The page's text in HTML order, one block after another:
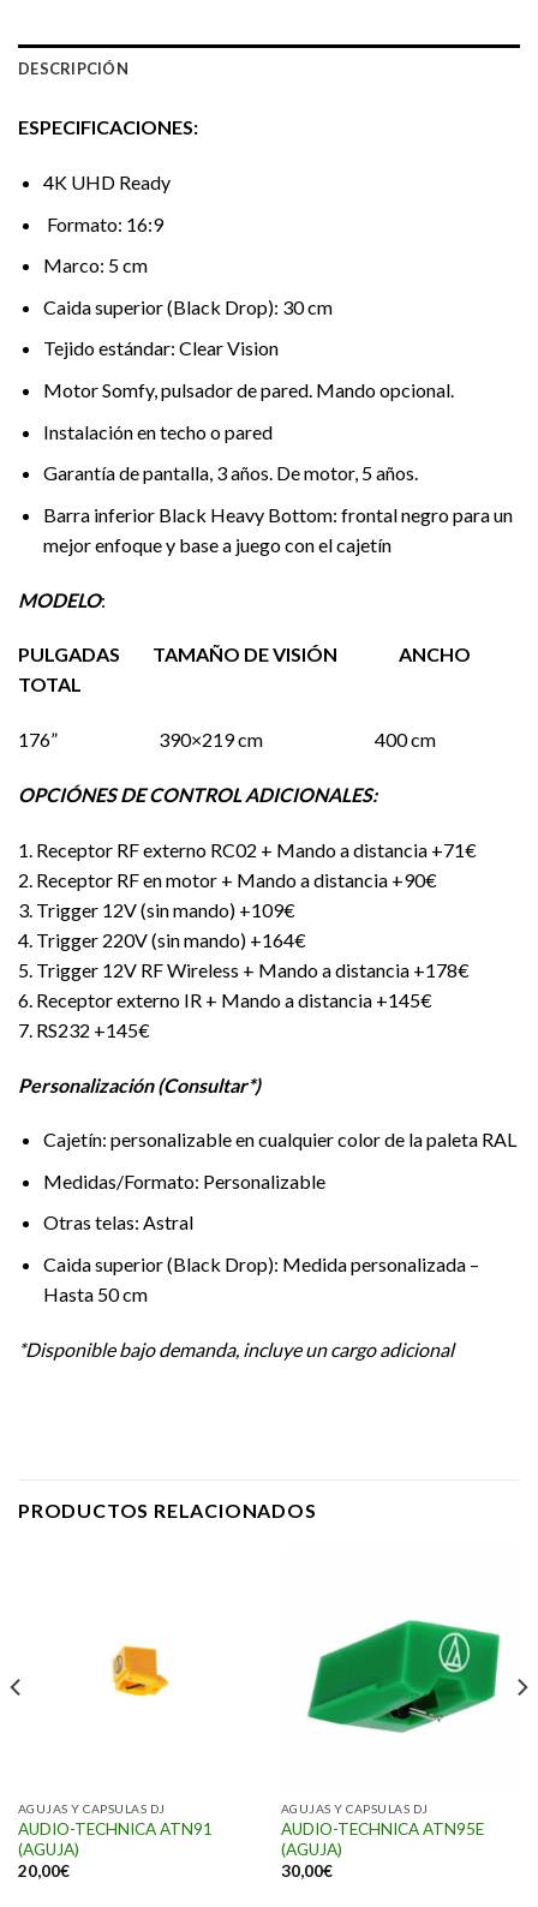
DESCRIPCIÓN
ESPECIFICACIONES:
4K UHD Ready
Formato: 16:9
Marco: 5 cm
Caida superior (Black Drop): 30 cm
Tejido estándar: Clear Vision
Motor Somfy, pulsador de pared. Mando opcional.
Instalación en techo o pared
Garantía de pantalla, 3 años. De motor, 5 años.
Barra inferior Black Heavy Bottom: frontal negro para un
mejor enfoque y base a juego con el cajetín
MODELO:
PULGADAS TAMAÑO DE VISIÓN ANCHO
TOTAL
176” 390×219 cm 400 cm
OPCIÓNES DE CONTROL ADICIONALES:
1. Receptor RF externo RC02 + Mando a distancia +71€
2. Receptor RF en motor + Mando a distancia +90€
3. Trigger 12V (sin mando) +109€
4. Trigger 220V (sin mando) +164€
5. Trigger 12V RF Wireless + Mando a distancia +178€
6. Receptor externo IR + Mando a distancia +145€
7. RS232 +145€
Personalización (Consultar*)
Cajetín: personalizable en cualquier color de la paleta RAL
Medidas/Formato: Personalizable
Otras telas: Astral
Caida superior (Black Drop): Medida personalizada –
Hasta 50 cm
*Disponible bajo demanda, incluye un cargo adicional
PRODUCTOS RELACIONADOS
AGUJAS Y CAPSULAS DJ
AUDIO-TECHNICA ATN91
(AGUJA)
20,00€
AGUJAS Y CAPSULAS DJ
AUDIO-TECHNICA ATN95E
(AGUJA)
30,00€